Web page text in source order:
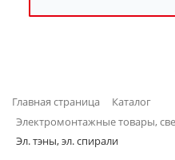
ИНТЕРЬЕР
КАНЦТОВАРЫ
Главная страница
Каталог
Электромонтажные товары,
Эл. тэны, эл. спирали